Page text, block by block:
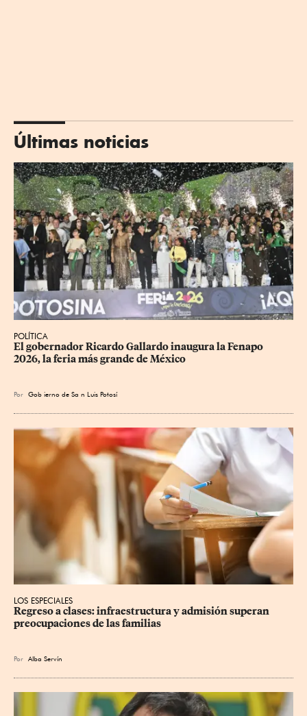
Últimas noticias
POLÍTICA
​El gobernador Ricardo Gallardo inaugura la Fenapo
2026, la feria más grande de México
Por Gob ierno de Sa n Luis Potosí
LOS ESPECIALES
Regreso a clases: infraestructura y admisión superan
preocupaciones de las familias
Por Alba Servín